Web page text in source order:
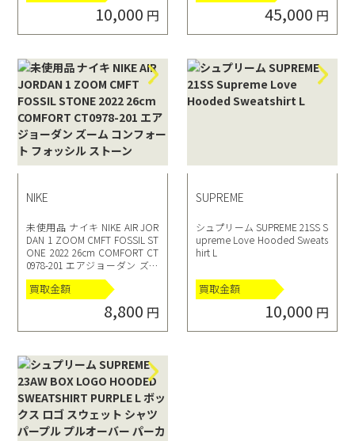
10,000 円 45,000 円
NIKE
未使用品 ナイキ NIKE AIR JOR
DAN 1 ZOOM CMFT FOSSIL ST
ONE 2022 26cm COMFORT CT
0978-201 エアジョーダン ズー
ム コンフォート フォッシル ス
トーン
買取金額
8,800 円
SUPREME
シュプリーム SUPREME 21SS S
upreme Love Hooded Sweats
hirt L
買取金額
10,000 円